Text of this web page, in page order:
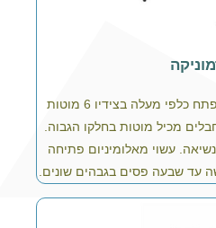
מתלה הרמוניקה מתכווץ ונפתח כלפי מעלה בצידיו 6 מוטות
ס"מ מגש חבלים מכיל מוטות בחלקו הגבוה.
160 קל לנשיאה. עשוי מאלומיניום פתיחה
עד שבעה פסים בגבהים שונים.